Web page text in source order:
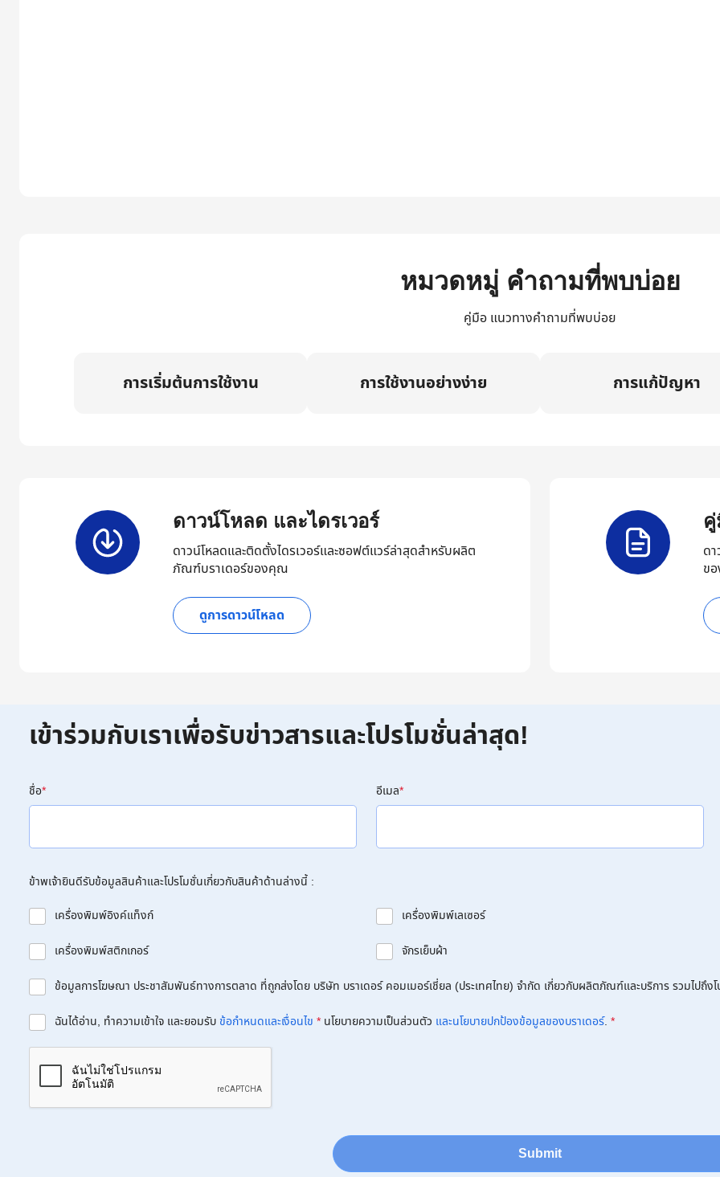
หมวดหมู่ คำถามที่พบบ่อย
คู่มือ แนวทางคำถามที่พบบ่อย
การเริ่มต้นการใช้งาน การใช้งานอย่างง่าย การแก้ปัญหา
ดาวน์โหลด และไดรเวอร์
ดาวน์โหลดและติดตั้งไดรเวอร์และซอฟต์แวร์ล่าสุดสำหรับผลิต
ภัณฑ์บราเดอร์ของคุณ
ดูการดาวน์โหลด
คู่
ด
ข
เข้าร่วมกับเราเพื่อรับข่าวสารและโปรโมชั่นล่าสุด!
ชื่อ* อีเมล*
ข้าพเจ้ายินดีรับข้อมูลสินค้าและโปรโมชั่นเกี่ยวกับสินค้าด้านล่างนี้ :
เครื่องพิมพ์อิงค์แท็งก์
เครื่องพิมพ์เลเซอร์
เครื่องพิมพ์สติกเกอร์ จักรเย็บผ้า
ข้อมูลการโฆษณา ประชาสัมพันธ์ทางการตลาด ที่ถูกส่งโดย บริษัท บราเดอร์ คอมเมอร์เชี่ยล (ประเทศไทย) จำกัด เกี่ยวกับผลิตภัณฑ์และบริการ รวมไปถึ
ฉันได้อ่าน, ทำความเข้าใจ และยอมรับข้อกำหนดและเงื่อนไข * นโยบายความเป็นส่วนตัว และนโยบายปกป้องข้อมูลของบราเดอร์. *
Submit